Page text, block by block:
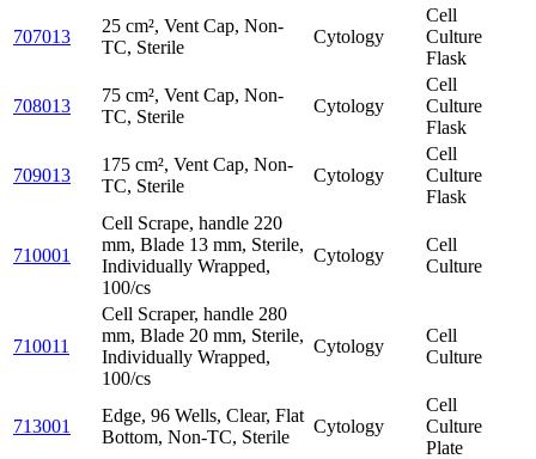
707013
25 cm², Vent Cap, Non-
TC, Sterile
Cytology
Cell
Culture
Flask
708013
75 cm², Vent Cap, Non-
TC, Sterile
Cytology
Cell
Culture
Flask
709013
175 cm², Vent Cap, Non-
TC, Sterile
Cytology
Cell
Culture
Flask
710001
Cell Scrape, handle 220
mm, Blade 13 mm, Sterile,
Individually Wrapped,
100/cs
Cytology
Cell
Culture
710011
Cell Scraper, handle 280
mm, Blade 20 mm, Sterile,
Individually Wrapped,
100/cs
Cytology
Cell
Culture
713001
Edge, 96 Wells, Clear, Flat
Bottom, Non-TC, Sterile
Cytology
Cell
Culture
Plate